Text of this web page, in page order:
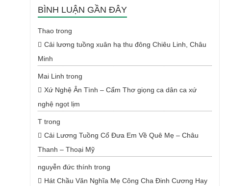
BÌNH LUẬN GẦN ĐÂY
Thaotrong
Cải lương tuồng xuân hạ thu đông Chiêu Linh, Châu
Minh
Mai Linh trong
Xứ Nghệ Ân Tình – Cẩm Thơ giọng ca dân ca xứ
nghệ ngọt lịm
Ttrong
Cải Lương Tuồng Cổ Đưa Em Về Quê Mẹ – Châu
Thanh – Thoại Mỹ
nguyễn đức thính trong
Hát Chầu Văn Nghĩa Mẹ Công Cha Đinh Cương Hay